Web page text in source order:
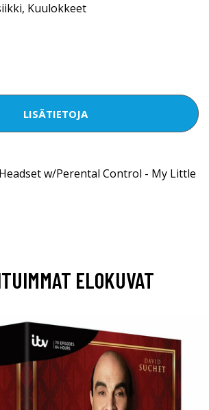
, Kuulokkeet
LISÄTIETOJA
w/Perental Control - My Little
ELOKUVAT